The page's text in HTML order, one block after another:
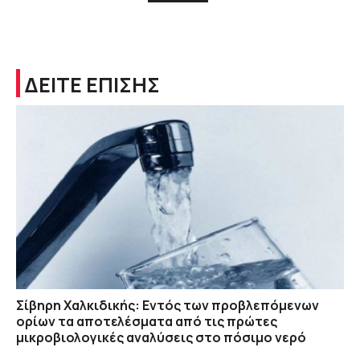
ΔΕΙΤΕ ΕΠΙΣΗΣ
Σίβηρη Χαλκιδικής: Εντός των προβλεπόμενων
ορίων τα αποτελέσματα από τις πρώτες
μικροβιολογικές αναλύσεις στο πόσιμο νερό